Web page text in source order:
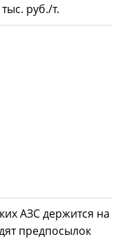
руб./т.
АЗС держится на
предпосылок